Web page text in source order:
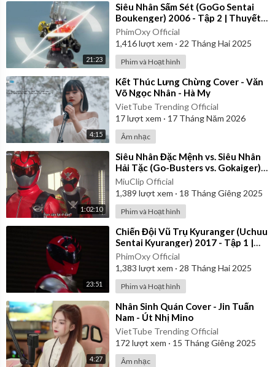
21:23
⁣Siêu Nhân Sấm Sét (GoGo Sentai
Boukenger) 2006 - Tập 2 | Thuyết
Minh
PhimOxy Official
1,416lượt xem · 22 Tháng Hai 2025
Phim và Hoạt hình
4:15
⁣Kết Thúc Lưng Chừng Cover - Văn
Võ Ngọc Nhân - Hà My
VietTube Trending Official
17lượt xem · 17 Tháng Năm 2026
Âm nhạc
1:02:10
⁣Siêu Nhân Đặc Mệnh vs. Siêu Nhân
Hải Tặc (Go-Busters vs. Gokaiger) |
Vietsub
MiuClip Official
1,389 lượt xem · 18 Tháng Giêng 2025
Phim và Hoạt hình
23:51
⁣Chiến Đội Vũ Trụ Kyuranger (Uchuu
Sentai Kyuranger) 2017 - Tập 1 |
Thuyết Minh
PhimOxy Official
1,383 lượt xem · 28 Tháng Hai 2025
Phim và Hoạt hình
4:27
⁣Nhân Sinh Quán Cover - Jin Tuấn
Nam - Út Nhị Mino
VietTube Trending Official
172 lượt xem · 15 Tháng Giêng 2025
Âm nhạc